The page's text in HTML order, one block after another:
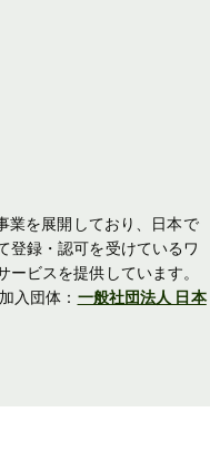
を展開しており、日本で
登録・認可を受けているワ
ビスを提供しています。
入団体： 一般社団法人 日本